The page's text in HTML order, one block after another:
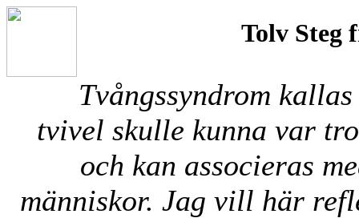
Tolv Steg
Tvångssyndrom
tvivel skulle kunna var
och kan associeras
människor. Jag vill här